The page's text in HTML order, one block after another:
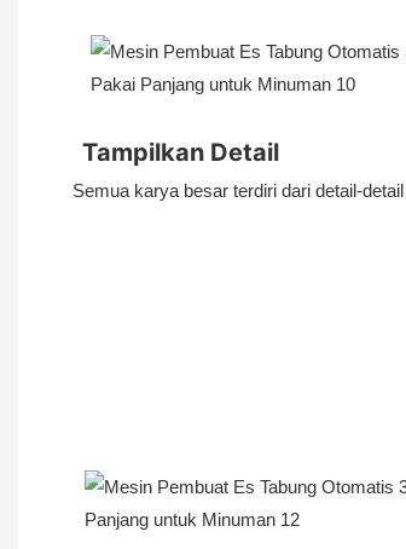
Tampilkan Detail
Semua karya besar terdiri dari detail-